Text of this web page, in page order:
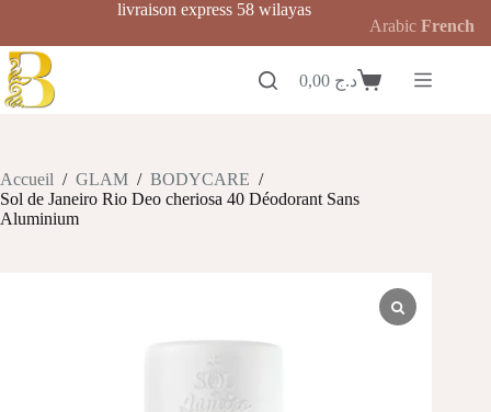
contenu
livraison express 58 wilayas
Panierد.ج
Accueil / GLAM / BODYCARE /
Sol de Janeiro Rio Deo cheriosa 40 Déodorant Sans
Aluminium
Arabic French